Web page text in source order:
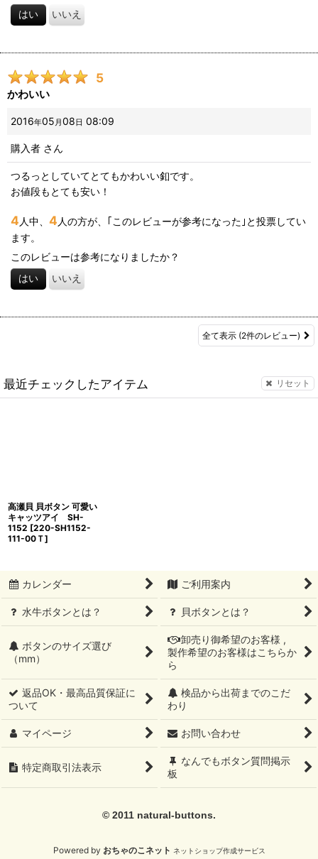
はい いいえ
5
かわいい
2016年05 月 08 日 08:09
購入者 さん
つるっとしていてとてもかわいい釦です。
お値段もとても安い！
4 人中、 4 人の方が、｢このレビューが参考になった｣と投票してい
ます。
このレビューは参考になりましたか？
はい いいえ
全て表示 (2件のレビュー)
最近チェックしたアイテム リセット
高瀬貝 貝ボタン 可愛い
キャッツアイ SH-
1152 [220-SH1152-
111-00Ｔ]
カレンダー ご利用案内
水牛ボタンとは？ 貝ボタンとは？
ボタンのサイズ選び
（mm）
卸売り御希望のお客様 ,
製作希望のお客様はこちらか
ら
返品OK・最高品質保証に
ついて
検品から出荷までのこだ
わり
マイページ お問い合わせ
特定商取引法表示
なんでもボタン質問掲示
板
© 2011 natural-buttons.
Powered by おちゃのこネット ネットショップ作成サービス